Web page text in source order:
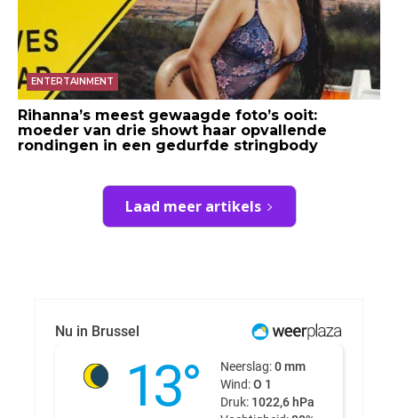
ENTERTAINMENT
Rihanna’s meest gewaagde foto’s ooit:
moeder van drie showt haar opvallende
rondingen in een gedurfde stringbody
Laad meer artikels